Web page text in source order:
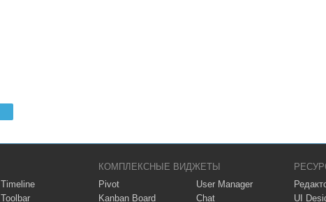
Timeline
Toolbar
КОМПЛЕКСНЫЕ ВИДЖЕТЫ
Pivot
Kanban Board
User Manager
Chat
UI